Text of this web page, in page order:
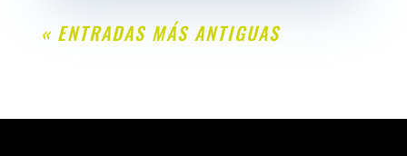
« ENTRADAS MÁS ANTIGUAS